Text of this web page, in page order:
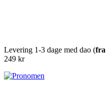
Levering 1-3 dage med dao (fra
249 kr